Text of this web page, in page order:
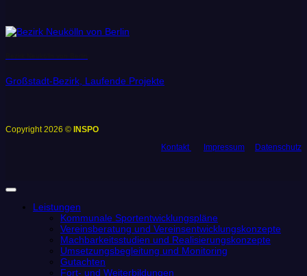
Großstadt-Bezirk, Laufende Projekte
Copyright 2026 © INSPO
Kontakt
Impressum Datenschutz
Leistungen
Kommunale Sportentwicklungspläne
Vereinsberatung und Vereinsentwicklungskonzepte
Machbarkeitsstudien und Realisierungskonzepte
Umsetzungsbegleitung und Monitoring
Gutachten
Fort- und Weiterbildungen